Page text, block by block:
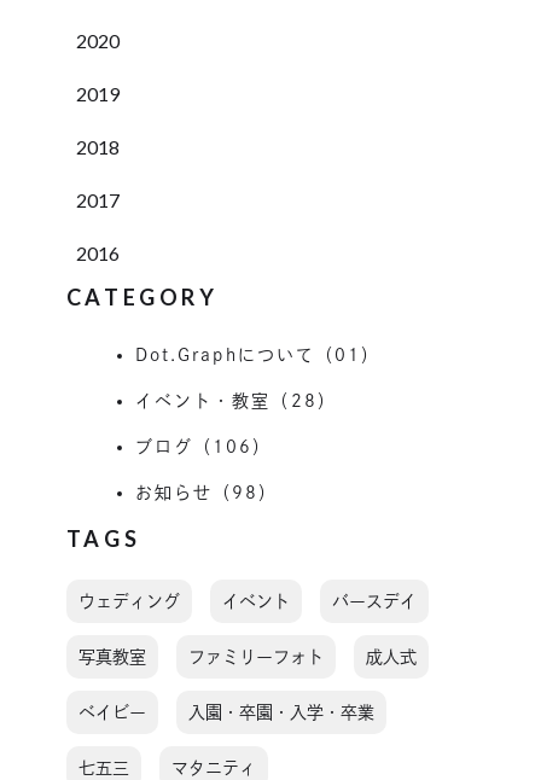
2020
2019
2018
2017
2016
CATEGORY
Dot.Graphについて（01）
イベント・教室（28）
ブログ（106）
お知らせ（98）
TAGS
ウェディング イベント バースデイ
写真教室 ファミリーフォト 成人式
ベイビー 入園・卒園・入学・卒業
七五三 マタニティ